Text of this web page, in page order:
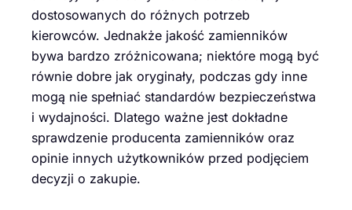
dostosowanych do różnych potrzeb
kierowców. Jednakże jakość zamienników
bywa bardzo zróżnicowana; niektóre mogą być
równie dobre jak oryginały, podczas gdy inne
mogą nie spełniać standardów bezpieczeństwa
i wydajności. Dlatego ważne jest dokładne
sprawdzenie producenta zamienników oraz
opinie innych użytkowników przed podjęciem
decyzji o zakupie.